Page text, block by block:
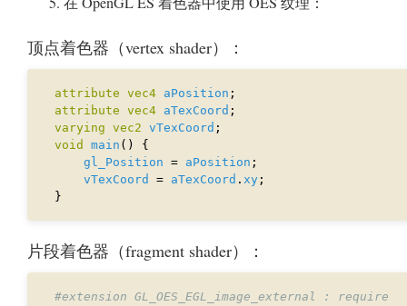
顶点着色器（vertex shader）：
attribute vec4 aPosition
attribute vec4 aTexCoord
varying vec2 vTexCoord
void
main
gl_Position = aPosition
vTexCoord
= aTexCoord . xy
片段着色器（fragment shader）：
#extension GL_OES_EGL_image_external : require